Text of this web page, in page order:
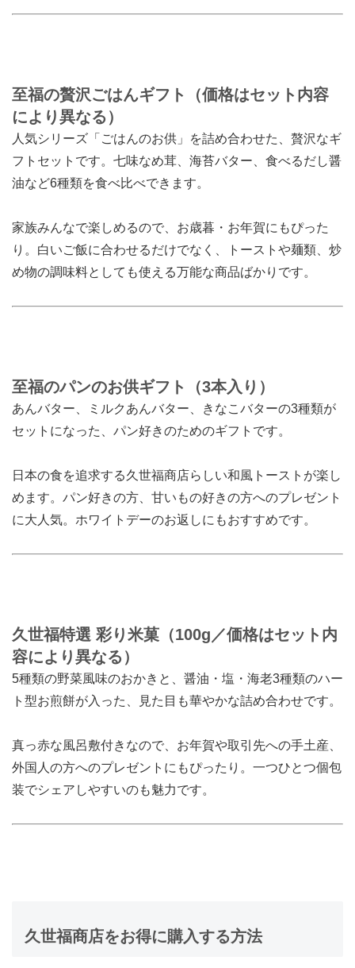
至福の贅沢ごはんギフト（価格はセット内容
により異なる）
人気シリーズ「ごはんのお供」を詰め合わせた、贅沢なギ
フトセットです。七味なめ茸、海苔バター、食べるだし醤
油など6種類を食べ比べできます。
家族みんなで楽しめるので、お歳暮・お年賀にもぴった
り。白いご飯に合わせるだけでなく、トーストや麺類、炒
め物の調味料としても使える万能な商品ばかりです。
至福のパンのお供ギフト（3本入り）
あんバター、ミルクあんバター、きなこバターの3種類が
セットになった、パン好きのためのギフトです。
日本の食を追求する久世福商店らしい和風トーストが楽し
めます。パン好きの方、甘いもの好きの方へのプレゼント
に大人気。ホワイトデーのお返しにもおすすめです。
久世福特選 彩り米菓（100g／価格はセット内
容により異なる）
5種類の野菜風味のおかきと、醤油・塩・海老3種類のハー
ト型お煎餅が入った、見た目も華やかな詰め合わせです。
真っ赤な風呂敷付きなので、お年賀や取引先への手土産、
外国人の方へのプレゼントにもぴったり。一つひとつ個包
装でシェアしやすいのも魅力です。
久世福商店をお得に購入する方法